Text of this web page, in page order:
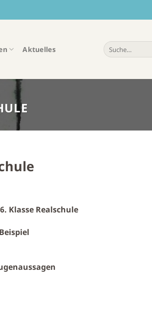
Aktuelles
Klasse Realschule